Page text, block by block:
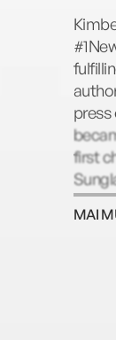
first
then,
MAI